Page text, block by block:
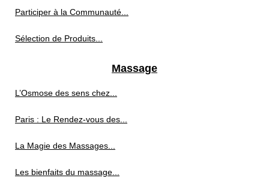
Participer à la Communauté...
Sélection de Produits...
Massage
L’Osmose des sens chez...
Paris : Le Rendez-vous des...
La Magie des Massages...
Les bienfaits du massage...